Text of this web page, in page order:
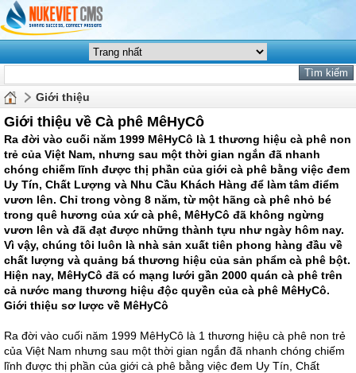
Giới thiệu
Giới thiệu về Cà phê MêHyCô
Ra đời vào cuối năm 1999 MêHyCô là 1 thương hiệu cà phê non
trẻ của Việt Nam, nhưng sau một thời gian ngắn đã nhanh
chóng chiếm lĩnh được thị phần của giới cà phê bằng việc đem
Uy Tín, Chất Lượng và Nhu Cầu Khách Hàng để làm tâm điểm
vươn lên. Chỉ trong vòng 8 năm, từ một hãng cà phê nhỏ bé
trong quê hương của xứ cà phê, MêHyCô đã không ngừng
vươn lên và đã đạt được những thành tựu như ngày hôm nay.
Vì vậy, chúng tôi luôn là nhà sản xuất tiên phong hàng đầu về
chất lượng và quảng bá thương hiệu của sản phẩm cà phê bột.
Hiện nay, MêHyCô đã có mạng lưới gần 2000 quán cà phê trên
cả nước mang thương hiệu độc quyền của cà phê MêHyCô.
Giới thiệu sơ lược về MêHyCô
Ra đời vào cuối năm 1999 MêHyCô là 1 thương hiệu cà phê non trẻ
của Việt Nam nhưng sau một thời gian ngắn đã nhanh chóng chiếm
lĩnh được thị phần của giới cà phê bằng việc đem Uy Tín, Chất